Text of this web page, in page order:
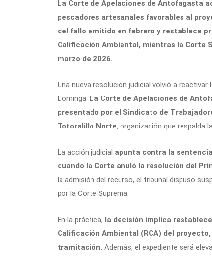
La Corte de Apelaciones de Antofagasta
pescadores artesanales favorables al
del fallo emitido en febrero y restablece
Calificación Ambiental, mientras la Corte
marzo de 2026.
Una nueva resolución judicial volvió a
Dominga. La Corte de Apelaciones de
presentado por el Sindicato de
Totoralillo Norte, organización que respalda
La acción judicial apunta contra la
cuando la Corte anuló la resolución del
la admisión del recurso, el tribunal dispuso
por la Corte Suprema.
En la práctica, la decisión implica
Calificación Ambiental (RCA) del
tramitación. Además, el expediente será